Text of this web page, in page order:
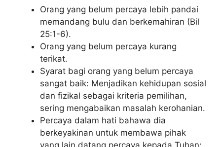
Orang yang belum percaya lebih pandai
memandang bulu dan berkemahiran (Bil
25:1-6).
Orang yang belum percaya kurang
terikat.
Syarat bagi orang yang belum percaya
sangat baik: Menjadikan kehidupan sosial
dan fizikal sebagai kriteria pemilihan,
sering mengabaikan masalah kerohanian.
Percaya dalam hati bahawa dia
berkeyakinan untuk membawa pihak
yang lain datang percaya kepada Tuhan: